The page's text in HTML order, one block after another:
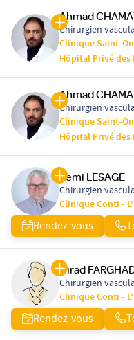
Ahmad
Chirurgien
Clinique Saint-
Hôpital Privé
Ahmad
Chirurgien
Clinique Saint-
Hôpital Privé
Remi LESAGE
Chirurgien
Clinique Conti -
Rendez-vous
Hirad
Chirurgien
Clinique Conti -
Rendez-vous